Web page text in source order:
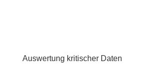
Auswertung kritischer Daten